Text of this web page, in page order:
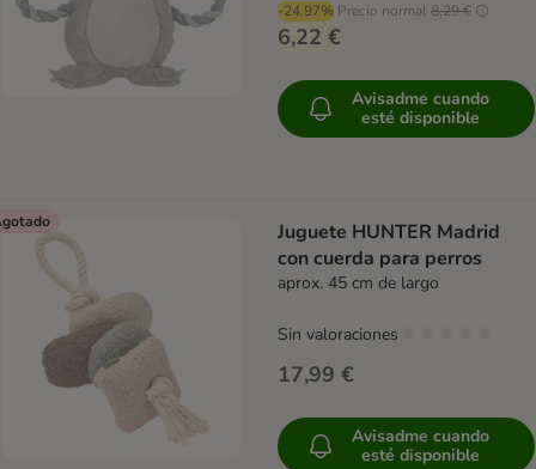
-24.97% Precio normal 8,29 €
6,22 €
Avisadme cuando
esté disponible
Juguete HUNTER Madrid
con cuerda para perros
aprox. 45 cm de largo
17,99 €
Sin valoraciones
Avisadme cuando
esté disponible